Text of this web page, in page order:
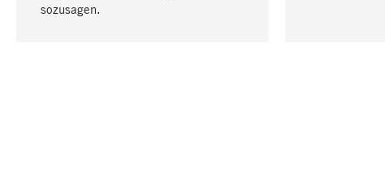
sozusagen.